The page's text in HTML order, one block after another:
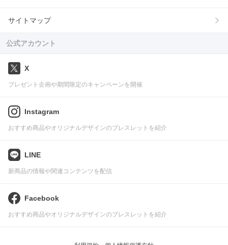
サイトマップ
公式アカウント
X
プレゼント企画や期間限定のキャンペーンを開催
Instagram
おすすめ商品やオリジナルデザインのブレスレットを紹介
LINE
新商品の情報や関連コンテンツを配信
Facebook
おすすめ商品やオリジナルデザインのブレスレットを紹介